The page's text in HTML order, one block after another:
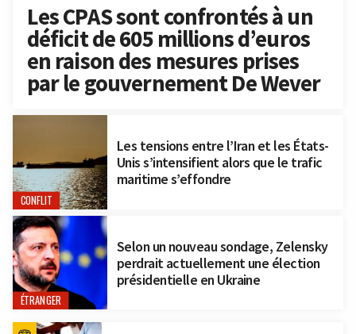
Les CPAS sont confrontés à un
déficit de 605 millions d’euros
en raison des mesures prises
par le gouvernement De Wever
CONFLIT
Les tensions entre l’Iran et les États-
Unis s’intensifient alors que le trafic
maritime s’effondre
ÉTRANGER
Selon un nouveau sondage, Zelensky
perdrait actuellement une élection
présidentielle en Ukraine